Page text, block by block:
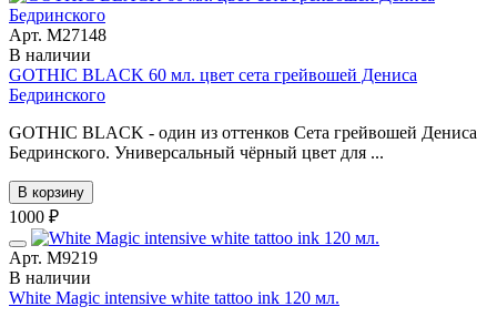
Арт. М27148
В наличии
GOTHIC BLACK 60 мл. цвет сета грейвошей Дениса
Бедринского
GOTHIC BLACK - один из оттенков Сета грейвошей Дениса
Бедринского. Универсальный чёрный цвет для ...
В корзину
1000 ₽
Арт. М9219
В наличии
White Magic intensive white tattoo ink 120 мл.